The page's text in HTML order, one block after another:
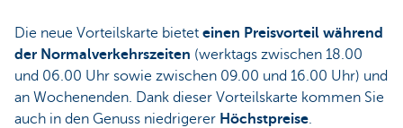
Die neue Vorteilskarte bietet einen Preisvorteil während
der Normalverkehrszeiten (werktags zwischen 18.00
und 06.00 Uhr sowie zwischen 09.00 und 16.00 Uhr) und
an Wochenenden. Dank dieser Vorteilskarte kommen Sie
auch in den Genuss niedrigerer Höchstpreise.